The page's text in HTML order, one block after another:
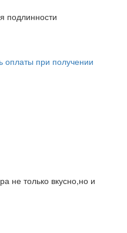
подлинности
оплаты при получении
не только вкусно,но и